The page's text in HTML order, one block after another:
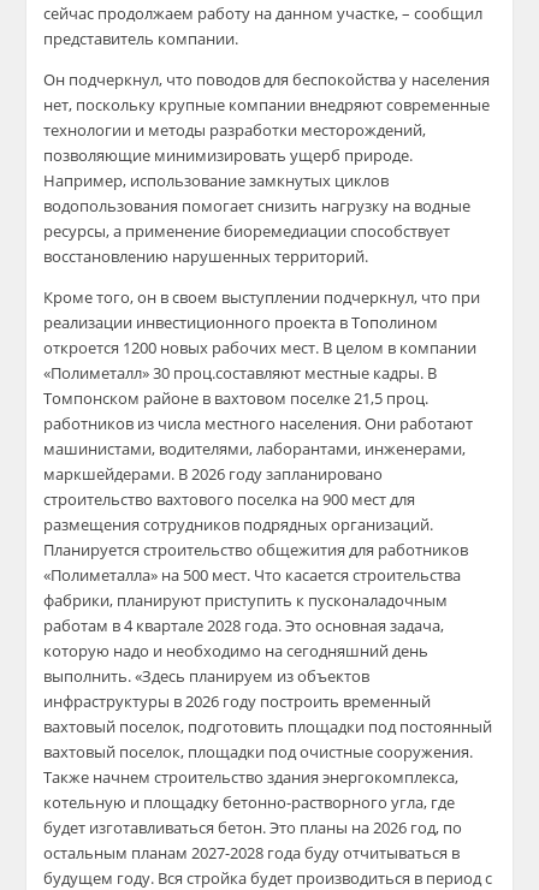
сейчас продолжаем работу на данном участке, – сообщил
представитель компании.
Он подчеркнул, что поводов для беспокойства у населения
нет, поскольку крупные компании внедряют современные
технологии и методы разработки месторождений,
позволяющие минимизировать ущерб природе.
Например, использование замкнутых циклов
водопользования помогает снизить нагрузку на водные
ресурсы, а применение биоремедиации способствует
восстановлению нарушенных территорий.
Кроме того, он в своем выступлении подчеркнул, что при
реализации инвестиционного проекта в Тополином
откроется 1200 новых рабочих мест. В целом в компании
«Полиметалл» 30 проц.составляют местные кадры. В
Томпонском районе в вахтовом поселке 21,5 проц.
работников из числа местного населения. Они работают
машинистами, водителями, лаборантами, инженерами,
маркшейдерами. В 2026 году запланировано
строительство вахтового поселка на 900 мест для
размещения сотрудников подрядных организаций.
Планируется строительство общежития для работников
«Полиметалла» на 500 мест. Что касается строительства
фабрики, планируют приступить к пусконаладочным
работам в 4 квартале 2028 года. Это основная задача,
которую надо и необходимо на сегодняшний день
выполнить. «Здесь планируем из объектов
инфраструктуры в 2026 году построить временный
вахтовый поселок, подготовить площадки под постоянный
вахтовый поселок, площадки под очистные сооружения.
Также начнем строительство здания энергокомплекса,
котельную и площадку бетонно-растворного угла, где
будет изготавливаться бетон. Это планы на 2026 год, по
остальным планам 2027-2028 года буду отчитываться в
будущем году. Вся стройка будет производиться в период с